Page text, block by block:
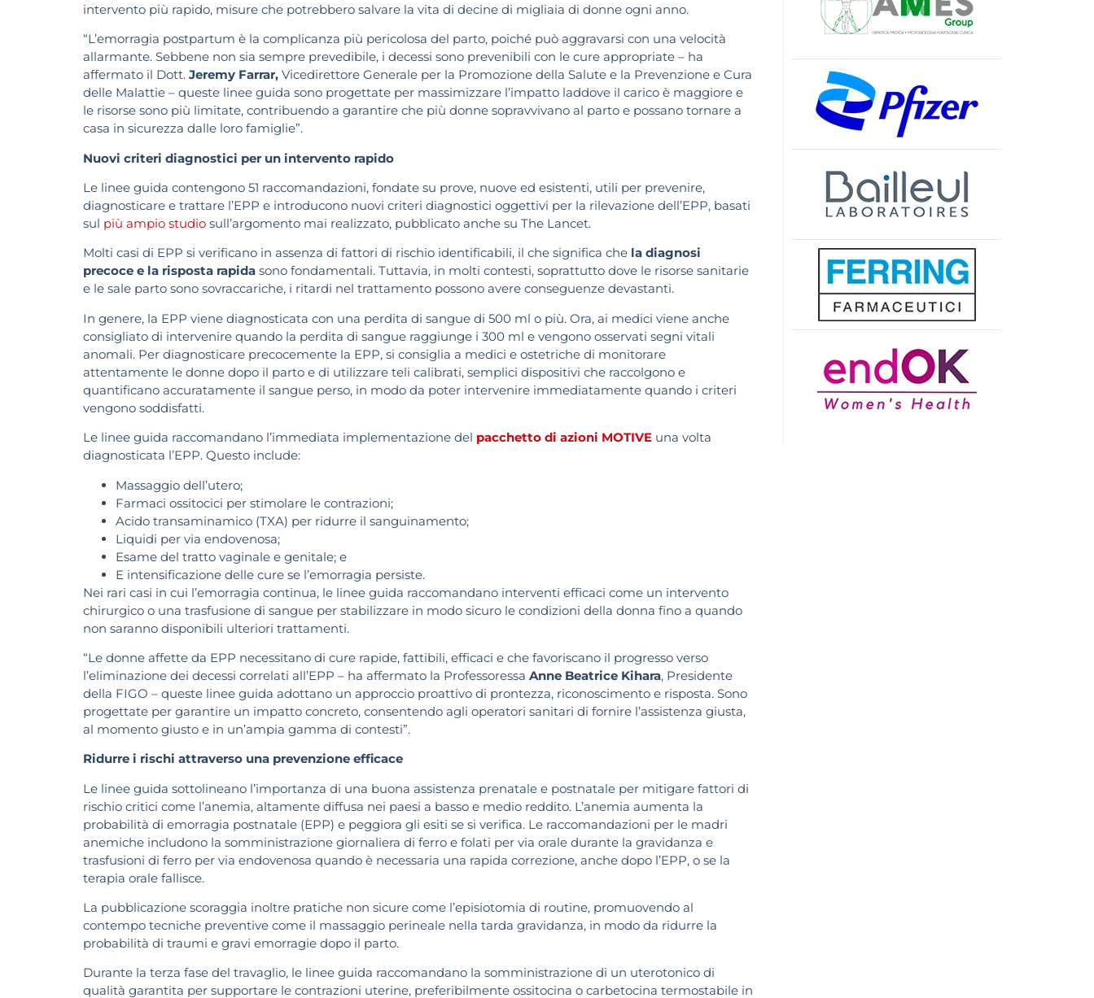
intervento più rapido, misure che potrebbero salvare la vita di decine di migliaia di donne ogni anno.
“L’emorragia postpartum è la complicanza più pericolosa del parto, poiché può aggravarsi con una velocità
allarmante. Sebbene non sia sempre prevedibile, i decessi sono prevenibili con le cure appropriate – ha
affermato il Dott. Jeremy Farrar, Vicedirettore Generale per la Promozione della Salute e la Prevenzione e Cura
delle Malattie – queste linee guida sono progettate per massimizzare l’impatto laddove il carico è maggiore e
le risorse sono più limitate, contribuendo a garantire che più donne sopravvivano al parto e possano tornare a
casa in sicurezza dalle loro famiglie”.
Nuovi criteri diagnostici per un intervento rapido
Le linee guida contengono 51 raccomandazioni, fondate su prove, nuove ed esistenti, utili per prevenire,
diagnosticare e trattare l’EPP e introducono nuovi criteri diagnostici oggettivi per la rilevazione dell’EPP, basati
sul più ampio studio sull’argomento mai realizzato, pubblicato anche su The Lancet.
Molti casi di EPP si verificano in assenza di fattori di rischio identificabili, il che significa che la diagnosi
precoce e la risposta rapida sono fondamentali. Tuttavia, in molti contesti, soprattutto dove le risorse sanitarie
e le sale parto sono sovraccariche, i ritardi nel trattamento possono avere conseguenze devastanti.
In genere, la EPP viene diagnosticata con una perdita di sangue di 500 ml o più. Ora, ai medici viene anche
consigliato di intervenire quando la perdita di sangue raggiunge i 300 ml e vengono osservati segni vitali
anomali. Per diagnosticare precocemente la EPP, si consiglia a medici e ostetriche di monitorare
attentamente le donne dopo il parto e di utilizzare teli calibrati, semplici dispositivi che raccolgono e
quantificano accuratamente il sangue perso, in modo da poter intervenire immediatamente quando i criteri
vengono soddisfatti.
Le linee guida raccomandano l’immediata implementazione del pacchetto di azioni MOTIVE una volta
diagnosticata l’EPP. Questo include:
Massaggio dell’utero;
Farmaci ossitocici per stimolare le contrazioni;
Acido transaminamico (TXA) per ridurre il sanguinamento;
Liquidi per via endovenosa;
Esame del tratto vaginale e genitale; e
E intensificazione delle cure se l’emorragia persiste.
Nei rari casi in cui l’emorragia continua, le linee guida raccomandano interventi efficaci come un intervento
chirurgico o una trasfusione di sangue per stabilizzare in modo sicuro le condizioni della donna fino a quando
non saranno disponibili ulteriori trattamenti.
“Le donne affette da EPP necessitano di cure rapide, fattibili, efficaci e che favoriscano il progresso verso
l’eliminazione dei decessi correlati all’EPP – ha affermato la Professoressa Anne Beatrice Kihara, Presidente
della FIGO – queste linee guida adottano un approccio proattivo di prontezza, riconoscimento e risposta. Sono
progettate per garantire un impatto concreto, consentendo agli operatori sanitari di fornire l’assistenza giusta,
al momento giusto e in un’ampia gamma di contesti”.
Ridurre i rischi attraverso una prevenzione efficace
Le linee guida sottolineano l’importanza di una buona assistenza prenatale e postnatale per mitigare fattori di
rischio critici come l’anemia, altamente diffusa nei paesi a basso e medio reddito. L’anemia aumenta la
probabilità di emorragia postnatale (EPP) e peggiora gli esiti se si verifica. Le raccomandazioni per le madri
anemiche includono la somministrazione giornaliera di ferro e folati per via orale durante la gravidanza e
trasfusioni di ferro per via endovenosa quando è necessaria una rapida correzione, anche dopo l’EPP, o se la
terapia orale fallisce.
La pubblicazione scoraggia inoltre pratiche non sicure come l’episiotomia di routine, promuovendo al
contempo tecniche preventive come il massaggio perineale nella tarda gravidanza, in modo da ridurre la
probabilità di traumi e gravi emorragie dopo il parto.
Durante la terza fase del travaglio, le linee guida raccomandano la somministrazione di un uterotonico di
qualità garantita per supportare le contrazioni uterine, preferibilmente ossitocina o carbetocina termostabile in